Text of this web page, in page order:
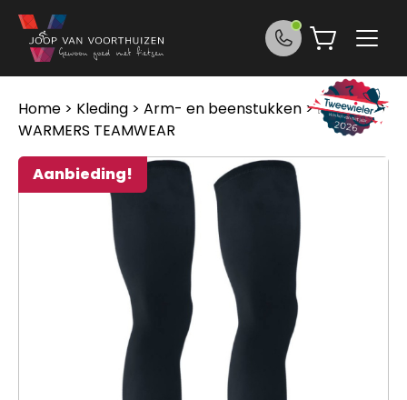
Ga naar de inhoud
Home > Kleding > Arm- en beenstukken > Isaac LEG
WARMERS TEAMWEAR
Aanbieding!